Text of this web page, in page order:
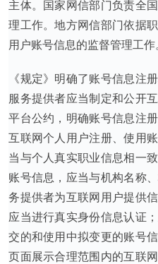
主体。国家网信部门负责全
理工作。地方网信部门依据
用户账号信息的监督管理工作
《规定》明确了账号信息注
服务提供者应当制定和公开
平台公约，明确账号信息注
互联网个人用户注册、使用
当与个人真实职业信息相一
账号信息，应当与机构名称
务提供者为互联网用户提供
应当进行真实身份信息认证
交的和使用中拟变更的账号
页面展示合理范围内的互联